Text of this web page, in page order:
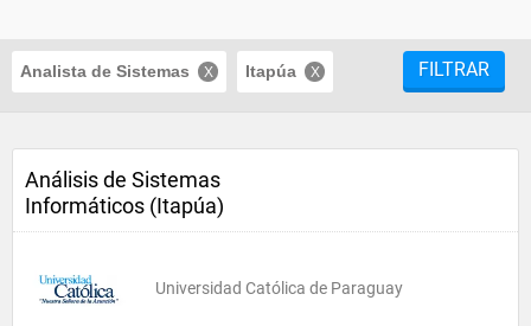
Analista de Sistemas Itapúa FILTRAR
Análisis de Sistemas
Informáticos (Itapúa)
Universidad Católica de Paraguay